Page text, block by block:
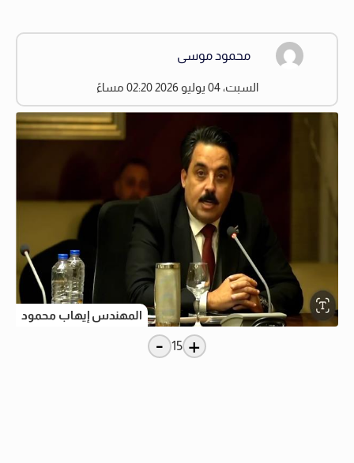
محمود موسى
السبت، 04 يوليو 2026 02:20 مساءً
المهندس إيهاب محمود
+
15
-